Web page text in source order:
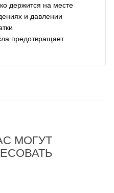
держится на месте
и давлении
предотвращает
МОГУТ